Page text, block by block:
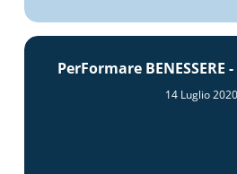
PerFormare
14 Luglio 2020